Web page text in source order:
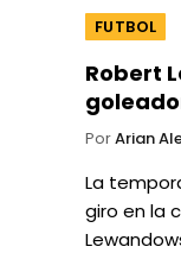
FUTBOL
Robert
PorArian
La
giro en la